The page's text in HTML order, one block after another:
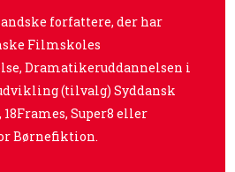
forfattere, der har
Filmskoles
Dramatikeruddannelsen i
(tilvalg) Syddansk
Super8 eller
Børnefiktion.